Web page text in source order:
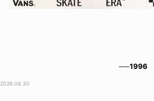
──1996
2026.06.30